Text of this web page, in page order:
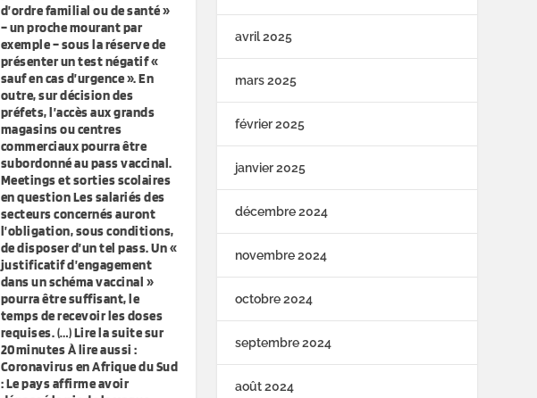
d’ordre familial ou de santé »
– un proche mourant par
exemple – sous la réserve de
présenter un test négatif «
sauf en cas d’urgence ». En
outre, sur décision des
préfets, l’accès aux grands
magasins ou centres
commerciaux pourra être
subordonné au pass vaccinal.
Meetings et sorties scolaires
en question Les salariés des
secteurs concernés auront
l’obligation, sous conditions,
de disposer d’un tel pass. Un «
justificatif d’engagement
dans un schéma vaccinal »
pourra être suffisant, le
temps de recevoir les doses
requises. (…) Lire la suite sur
20minutes À lire aussi :
Coronavirus en Afrique du Sud
: Le pays affirme avoir
avril 2025
mars 2025
février 2025
janvier 2025
décembre 2024
novembre 2024
octobre 2024
septembre 2024
août 2024